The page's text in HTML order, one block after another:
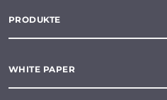
PRODUKTE
WHITE PAPER